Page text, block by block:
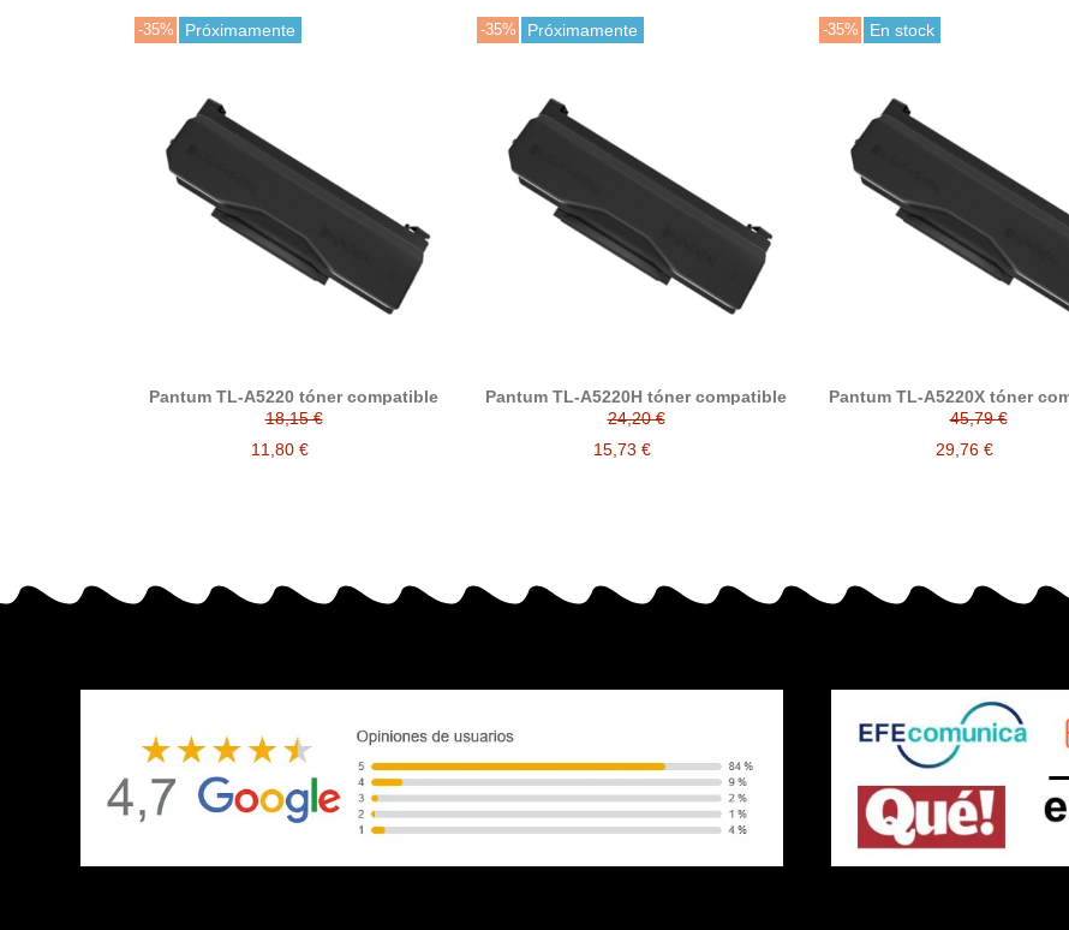
-35% Próximamente
Pantum TL-A5220 tóner compatible
18,15 €
11,80 €
-35% Próximamente
Pantum TL-A5220H tóner compatible
24,20 €
15,73 €
-35% En stock
Pantum TL-A5220X tóner
45,79 €
29,76 €